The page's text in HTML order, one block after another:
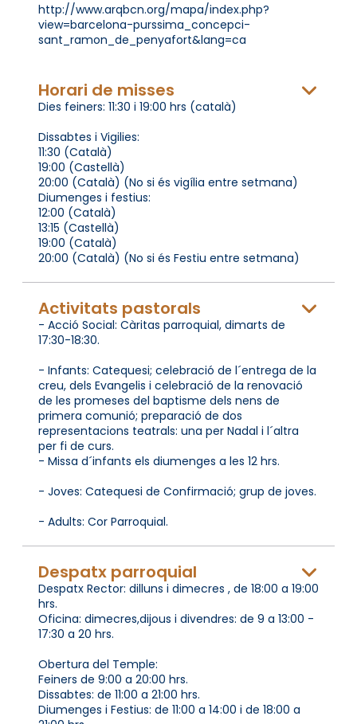
http://www.arqbcn.org/mapa/index.php?
view=barcelona-purssima_concepci-
sant_ramon_de_penyafort&lang=ca
Horari de misses
Dies feiners: 11:30 i 19:00 hrs (català)
Dissabtes i Vigilies:
11:30 (Català)
19:00 (Castellà)
20:00 (Català) (No si és vigília entre setmana)
Diumenges i festius:
12:00 (Català)
13:15 (Castellà)
19:00 (Català)
20:00 (Català) (No si és Festiu entre setmana)
Activitats pastorals
- Acció Social: Càritas parroquial, dimarts de
17:30-18:30.
- Infants: Catequesi; celebració de l´entrega de la
creu, dels Evangelis i celebració de la renovació
de les promeses del baptisme dels nens de
primera comunió; preparació de dos
representacions teatrals: una per Nadal i l´altra
per fi de curs.
- Missa d´infants els diumenges a les 12 hrs.
- Joves: Catequesi de Confirmació; grup de joves.
- Adults: Cor Parroquial.
Despatx parroquial
Despatx Rector: dilluns i dimecres , de 18:00 a 19:00
hrs.
Oficina: dimecres,dijous i divendres: de 9 a 13:00 -
17:30 a 20 hrs.
Obertura del Temple:
Feiners de 9:00 a 20:00 hrs.
Dissabtes: de 11:00 a 21:00 hrs.
Diumenges i Festius: de 11:00 a 14:00 i de 18:00 a